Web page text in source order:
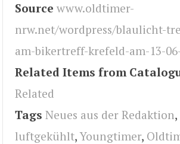
Source www.oldtimer-
nrw.net/wordpress/blaulicht-
am-bikertreff-krefeld-am-13-
Related Items from
Related
Tags Neues aus der Redaktion,
luftgekühlt,Youngtimer,